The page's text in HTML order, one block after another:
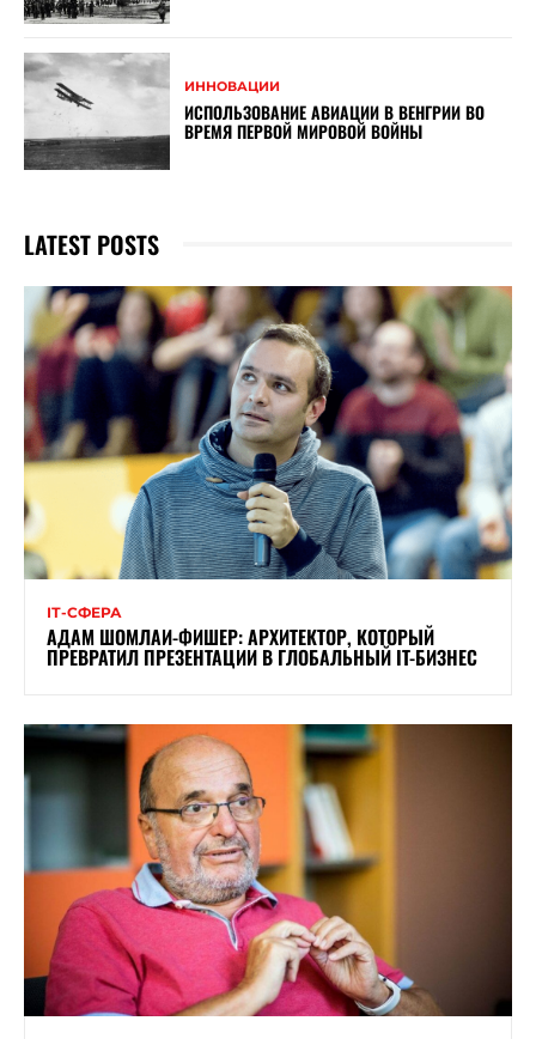
ИННОВАЦИИ
ИСПОЛЬЗОВАНИЕ АВИАЦИИ В ВЕНГРИИ ВО
ВРЕМЯ ПЕРВОЙ МИРОВОЙ ВОЙНЫ
LATEST POSTS
ІТ-СФЕРА
АДАМ ШОМЛАИ-ФИШЕР: АРХИТЕКТОР, КОТОРЫЙ
ПРЕВРАТИЛ ПРЕЗЕНТАЦИИ В ГЛОБАЛЬНЫЙ IT-БИЗНЕС